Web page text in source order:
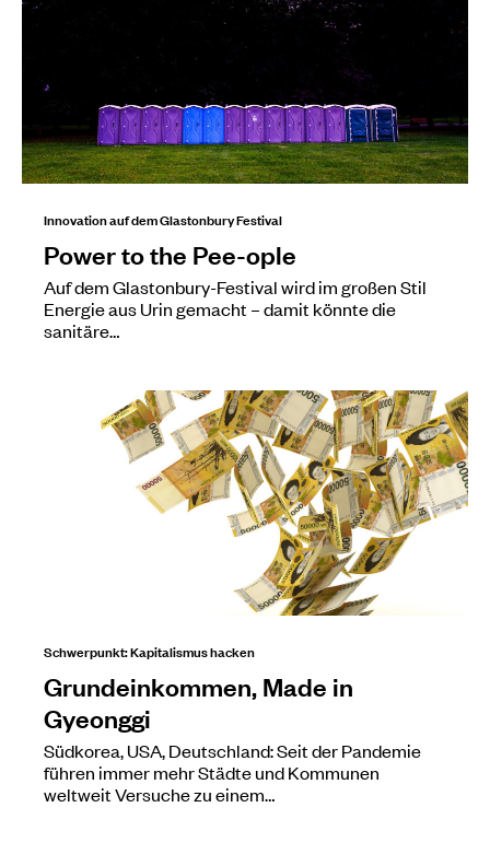
Innovation auf dem Glastonbury Festival
Power to the Pee-ople
Auf dem Glastonbury-Festival wird im großen Stil
Energie aus Urin gemacht – damit könnte die
sanitäre…
Schwerpunkt: Kapitalismus hacken
Grundeinkommen, Made in
Gyeonggi
Südkorea, USA, Deutschland: Seit der Pandemie
führen immer mehr Städte und Kommunen
weltweit Versuche zu einem…